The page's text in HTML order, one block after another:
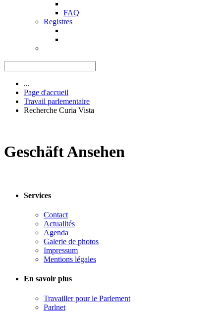
FAQ
Registres
...
Page d'accueil
Travail parlementaire
Recherche Curia Vista
Geschäft Ansehen
Services
Contact
Actualités
Agenda
Galerie de photos
Impressum
Mentions légales
En savoir plus
Travailler pour le Parlement
Parlnet